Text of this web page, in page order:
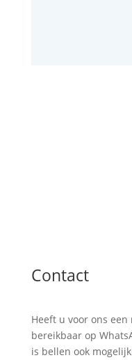
Contact
Heeft u voor ons
bereikbaar op
is bellen ook